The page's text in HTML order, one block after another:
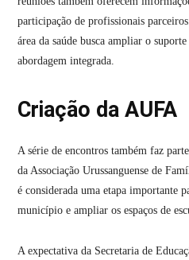
participação de profissionais
área da saúde busca ampliar o
abordagem integrada.
Criação da AUFA
A série de encontros também faz
da Associação Urussanguense de
é considerada uma etapa importante
município e ampliar os espaços de
A expectativa da Secretaria de